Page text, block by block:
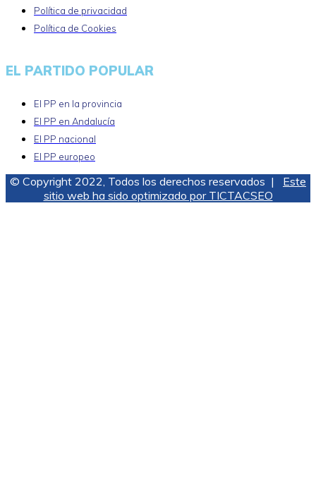
Política de privacidad
Política de Cookies
EL PARTIDO POPULAR
El PP en la provincia
El PP en Andalucía
El PP nacional
El PP europeo
© Copyright 2022, Todos los derechos reservados | Este
sitio web ha sido optimizado por TICTACSEO